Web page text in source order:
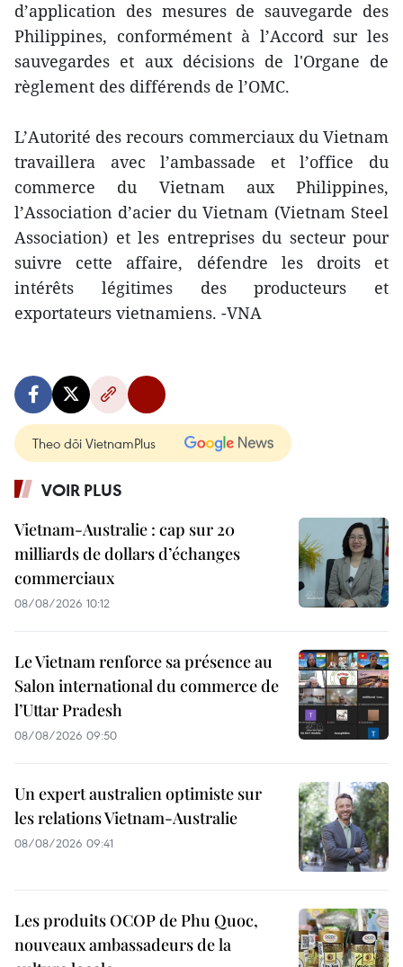
d’application des mesures de sauvegarde des
Philippines, conformément à l’Accord sur les
sauvegardes et aux décisions de l'Organe de
règlement des différends de l’OMC.
L’Autorité des recours commerciaux du Vietnam
travaillera avec l’ambassade et l’office du
commerce du Vietnam aux Philippines,
l’Association d’acier du Vietnam (Vietnam Steel
Association) et les entreprises du secteur pour
suivre cette affaire, défendre les droits et
intérêts légitimes des producteurs et
exportateurs vietnamiens. -VNA
Theo dõi VietnamPlus
VOIR PLUS
Vietnam-Australie : cap sur 20
milliards de dollars d’échanges
commerciaux
08/08/2026 10:12
Le Vietnam renforce sa présence au
Salon international du commerce de
l’Uttar Pradesh
08/08/2026 09:50
Un expert australien optimiste sur
les relations Vietnam-Australie
08/08/2026 09:41
Les produits OCOP de Phu Quoc,
nouveaux ambassadeurs de la